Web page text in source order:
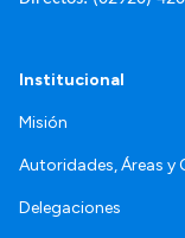
Institucional
Misión
Autoridades, Áreas y
Delegaciones